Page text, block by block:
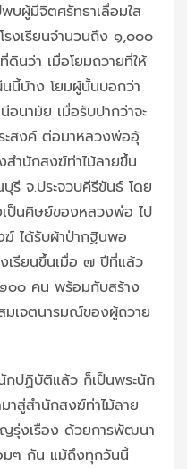
บผู้มีจิตศรัทธาเลื่อมใส
รงเรียนจำนวนถึง ๑,๐๐๐
นว่า เมื่อโยมถวายที่ให้
นี้บ้าง โยมผู้นั้นบอกว่า
อนามัย เมื่อรับปากว่าจะ
ะสงค์ ต่อมาหลวงพ่ออุ้
ำนักสงฆ์ท่าไม้ลายขึ้น
รี จ.ประจวบคีรีขันธ์ โดย
เป็นศิษย์ของหลวงพ่อ ไป
ได้รับผ้าป่ากฐินพอ
งเรียนขึ้นเมื่อ ๗ ปีที่แล้ว
๐๐ คน พร้อมกับสร้าง
เจตนารมณ์ของผู้ถวาย
กปฏิบัติแล้ว ก็เป็นพระนัก
สู่สำนักสงฆ์ท่าไม้ลาย
ญรุ่งเรือง ด้วยการพัฒนา
ๆ กัน แม้ถึงทุกวันนี้